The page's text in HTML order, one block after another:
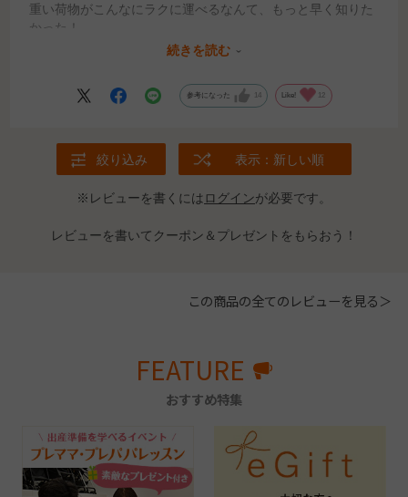
重い荷物がこんなにラクに運べるなんて、もっと早く知りた
かった！
育ち盛りの息子の牛乳やジュースもミスモーイがあればまと
続きを読む
参考になった Like! 12
絞り込み 表示：新しい順
※レビューを書くには ログインが必要です。
レビューを書いてクーポン＆プレゼントをもらおう！
この商品の全てのレビューを見る＞
FEATURE
おすすめ特集